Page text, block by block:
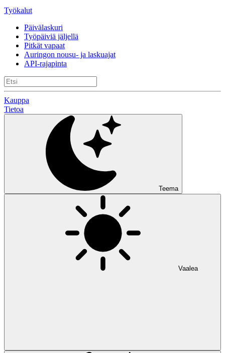
Työkalut
Päivälaskuri
Työpäiviä jäljellä
Pitkät vapaat
Auringon nousu- ja laskuajat
API-rajapinta
Kauppa
Tietoa
Teema
Vaalea